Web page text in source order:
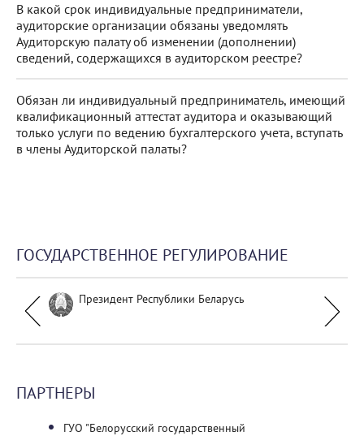
В какой срок индивидуальные предприниматели,
аудиторские организации обязаны уведомлять
Аудиторскую палату об изменении (дополнении)
сведений, содержащихся в аудиторском реестре?
Обязан ли индивидуальный предприниматель, имеющий
квалификационный аттестат аудитора и оказывающий
только услуги по ведению бухгалтерского учета, вступать
в члены Аудиторской палаты?
ГОСУДАРСТВЕННОЕ РЕГУЛИРОВАНИЕ
Президент Республики Беларусь
ПАРТНЕРЫ
ГУО "Белорусский государственный